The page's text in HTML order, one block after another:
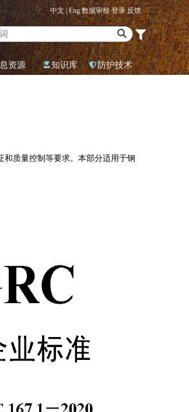
中文 |Eng 数据审核登录反馈
资源 知识库 防护技术
质量控制等要求。本部分适用于钢